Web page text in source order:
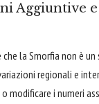
Aggiuntive
la Smorfia non è
regionali e
modificare i numeri